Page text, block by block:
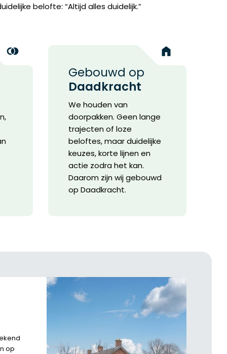
belofte: “Altijd alles duidelijk.”
Gebouwd op
Daadkracht
We houden van
doorpakken. Geen lange
trajecten of loze
beloftes, maar duidelijke
keuzes, korte lijnen en
actie zodra het kan.
Daarom zijn wij gebouwd
op Daadkracht.
op